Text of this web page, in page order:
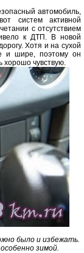
автомобиль,
систем активной
с отсутствием
к ДТП. В новой
Хотя и на сухой
и шире, поэтому он
хорошо чувствую.
было и избежать.
зимой.